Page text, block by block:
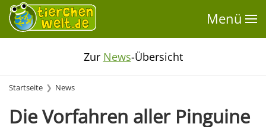
Menü
Zur News-Übersicht
Startseite News
Die Vorfahren aller Pinguine